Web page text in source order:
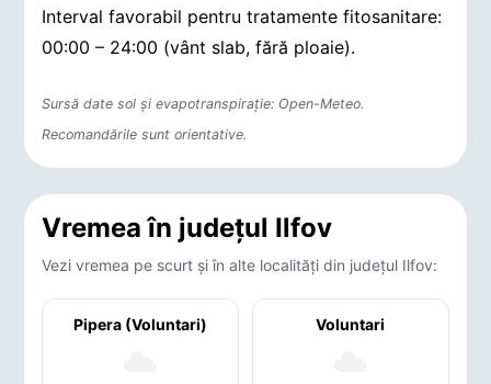
Interval favorabil pentru tratamente fitosanitare:
00:00 – 24:00 (vânt slab, fără ploaie).
Sursă date sol și evapotranspirație: Open-Meteo.
Recomandările sunt orientative.
Vremea în județul Ilfov
Vezi vremea pe scurt și în alte localități din județul Ilfov:
Pipera (Voluntari) Voluntari